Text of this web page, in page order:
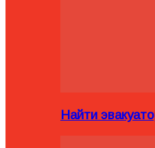
Найти